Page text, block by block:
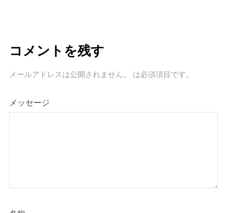
コメントを残す
メールアドレスは公開されません。 は必須項目です。
メッセージ